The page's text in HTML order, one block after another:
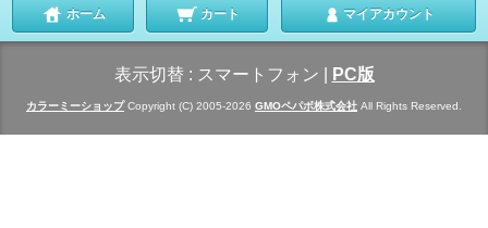
ホーム カート マイアカウント
表示切替 : スマートフォン PC版
カラーミーショップCopyright (C) 2005-2026 GMOペパボ株式会社 All Rights Reserved.